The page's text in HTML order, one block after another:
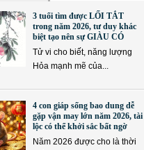
3 tuổi tìm được LỐI TẮT
trong năm 2026, tư duy khác
biệt tạo nên sự GIÀU CÓ
Tử vi cho biết, năng lượng
Hỏa mạnh mẽ của...
4 con giáp sống bao dung dễ
gặp vận may lớn năm 2026, tài
lộc có thể khởi sắc bất ngờ
Năm 2026 được cho là thời